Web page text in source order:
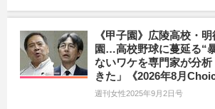
《甲子園》広陵高校・
園…高校野球に蔓延る“
ないワケを専門家が分
きた」《2026年8月
週刊女性2025年9月2日号